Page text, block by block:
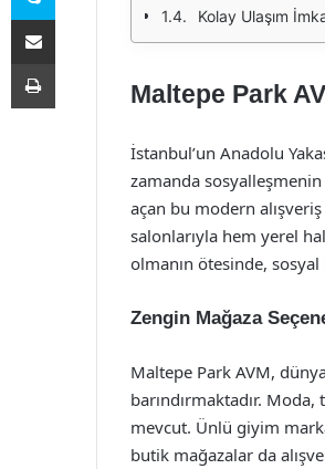
Kolay Ulaşım
Maltepe Park
İstanbul’un Anadolu
zamanda sosyalleşmenin
açan bu modern
salonlarıyla hem yerel
olmanın ötesinde,
Zengin Mağaza
Maltepe Park AVM,
barındırmaktadır.
mevcut. Ünlü giyim
butik mağazalar da
E-Posta ile paylaş